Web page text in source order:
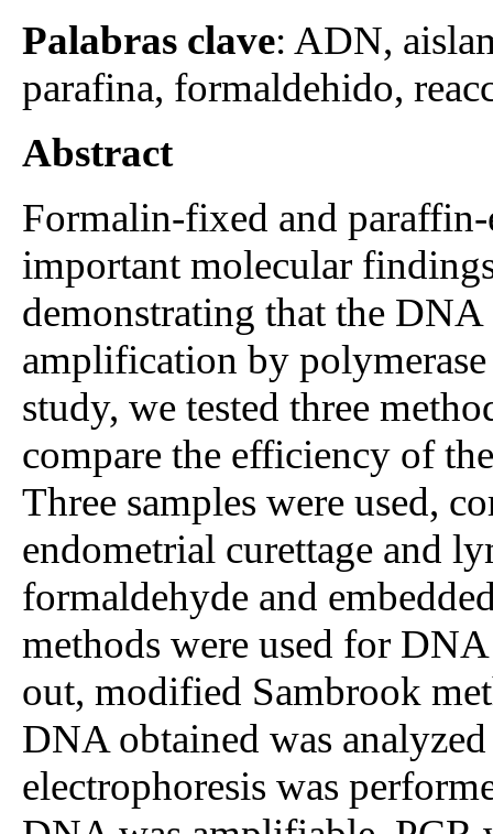
Palabras clave: ADN,
parafina, formaldehido,
Abstract
Formalin-fixed and paraffin-
important molecular
demonstrating that the
amplification by
study, we tested three
compare the efficiency of
Three samples were used,
endometrial curettage and
formaldehyde and
methods were used for
out, modified Sambrook
DNA obtained was
electrophoresis was